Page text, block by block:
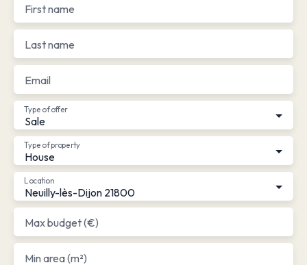
First name
Last name
Email
Sale
Type of offer
House
Type of property
Neuilly-lès-Dijon 21800
Location
Max budget (€)
Min area (m²)